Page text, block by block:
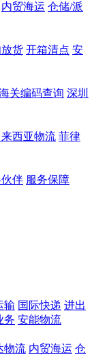
内贸海运 仓储/派
货 开箱清点 安
关编码查询 深圳
西亚物流 菲律
伴 服务保障
输 国际快递 进出
务 安能物流
物流 内贸海运 仓